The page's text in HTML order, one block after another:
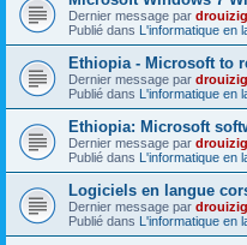
Dernier message par drouizig
Publié dans L'informatique en
Ethiopia - Microsoft to
Dernier message par drouizig
Publié dans L'informatique en
Ethiopia: Microsoft
Dernier message par drouizig
Publié dans L'informatique en
Logiciels en langue
Dernier message par drouizig
Publié dans L'informatique en